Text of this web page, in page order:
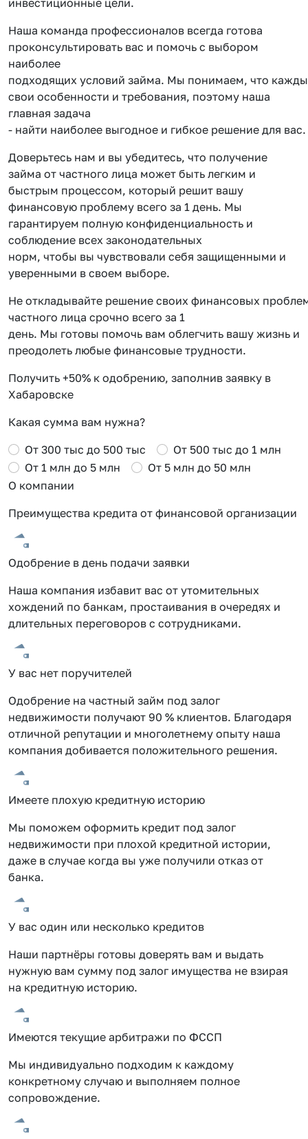
Наша команда профессионалов всегда готова
проконсультировать вас и помочь с выбором
наиболее
подходящих условий займа. Мы понимаем, что
свои особенности и требования, поэтому наша
главная задача
- найти наиболее выгодное и гибкое решение для вас.
Доверьтесь нам и вы убедитесь, что получение
займа от частного лица может быть легким и
быстрым процессом, который решит вашу
финансовую проблему всего за 1 день. Мы
гарантируем полную конфиденциальность и
соблюдение всех законодательных
норм, чтобы вы чувствовали себя защищенными и
уверенными в своем выборе.
Не откладывайте решение своих финансовых
частного лица срочно всего за 1
день. Мы готовы помочь вам облегчить вашу жизнь и
преодолеть любые финансовые трудности.
Получить +50% к одобрению, заполнив заявку в
Хабаровске
Какая сумма вам нужна?
От 300 тыс до 500 тыс
От 500 тыс до 1 млн
От 1 млн до 5 млн
От 5 млн до 50 млн
О компании
Преимущества кредита от финансовой организации
Одобрение в день подачи заявки
Наша компания избавит вас от утомительных
хождений по банкам, простаивания в очередях и
длительных переговоров с сотрудниками.
У вас нет поручителей
Одобрение на частный займ под залог
недвижимости получают 90 % клиентов. Благодаря
отличной репутации и многолетнему опыту наша
компания добивается положительного решения.
Имеете плохую кредитную историю
Мы поможем оформить кредит под залог
недвижимости при плохой кредитной истории,
даже в случае когда вы уже получили отказ от
банка.
У вас один или несколько кредитов
Наши партнёры готовы доверять вам и выдать
нужную вам сумму под залог имущества не взирая
на кредитную историю.
Имеются текущие арбитражи по ФССП
Мы индивидуально подходим к каждому
конкретному случаю и выполняем полное
сопровождение.